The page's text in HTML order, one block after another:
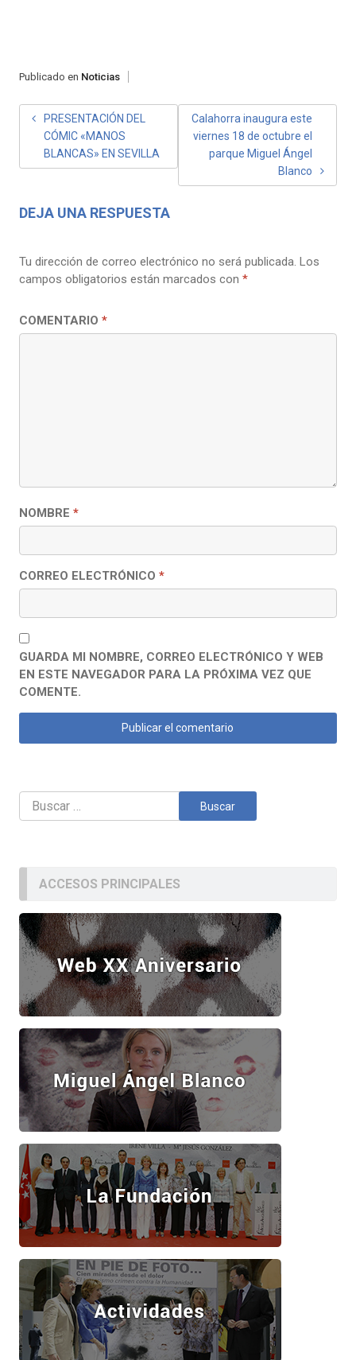
Publicado en Noticias
NAVEGACIÓN
ENTRADAS
PRESENTACIÓN DEL
CÓMIC «MANOS
BLANCAS» EN SEVILLA
Calahorra inaugura este
viernes 18 de octubre el
parque Miguel Ángel
Blanco
DEJA UNA RESPUESTA
Tu dirección de correo electrónico no será publicada. Los
campos obligatorios están marcados con *
COMENTARIO *
NOMBRE *
CORREO ELECTRÓNICO *
GUARDA MI NOMBRE, CORREO ELECTRÓNICO Y WEB
EN ESTE NAVEGADOR PARA LA PRÓXIMA VEZ QUE
COMENTE.
Buscar:
ACCESOS PRINCIPALES